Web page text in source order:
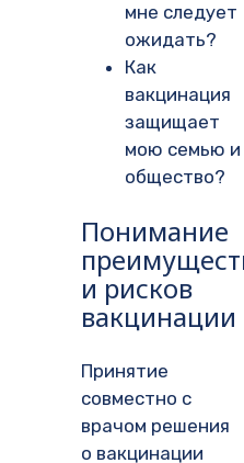
мне следует
ожидать?
Как
вакцинация
защищает
мою семью и
общество?
Понимание
и рисков
вакцинации
Принятие
совместно с
врачом решения
о вакцинации